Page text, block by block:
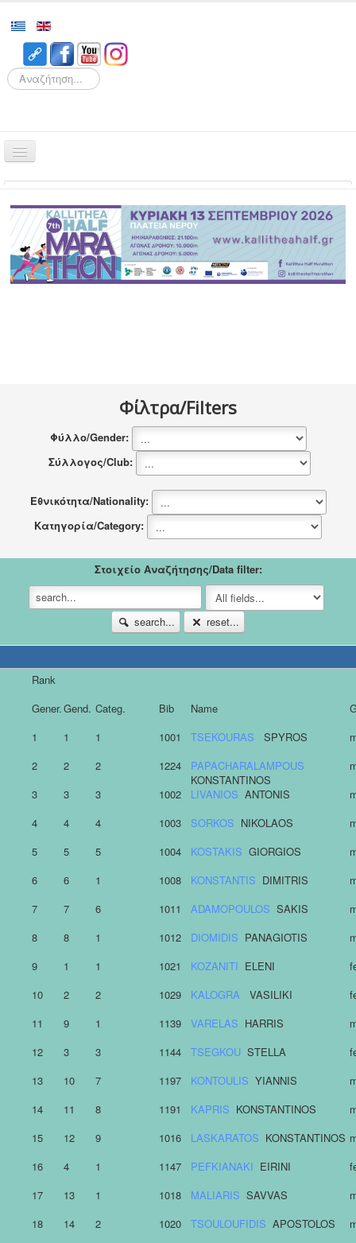
Search
Αγώνες
Διοργάνωση
Εθελοντισμός
Φίλτρα/Filters
Φύλλο/Gender:
Σύλλογος/Club:
Εθνικότητα/Nationality:
Κατηγορία/Category:
Στοιχείο Αναζήτησης/Data filter:
search... reset...
Rank
Gener.Gend. Categ. Bib Name
1
1 1 1001 TSEKOURAS SPYROS
2
2 2 1224
PAPACHARALAMPOUS
KONSTANTINOS
3
3 3 1002 LIVANIOS ANTONIS
4
4 4 1003 SORKOS NIKOLAOS
5
5 5 1004 KOSTAKIS GIORGIOS
6
6 1 1008 KONSTANTIS DIMITRIS
7
7 6 1011 ADAMOPOULOS SAKIS
8
8 1 1012 DIOMIDIS PANAGIOTIS
9
1 1 1021 KOZANITI ELENI
10
2 2 1029 KALOGRA VASILIKI
11
9 1 1139 VARELAS HARRIS
12
3 3 1144 TSEGKOU STELLA
13
10 7 1197 KONTOULIS YIANNIS
14
11 8 1191 KAPRIS KONSTANTINOS
15
12 9 1016 LASKARATOS KONSTANTINOS
16
4 1 1147 PEFKIANAKI EIRINI
17
13 1 1018 MALIARIS SAVVAS
18
14 2 1020 TSOULOUFIDIS APOSTOLOS